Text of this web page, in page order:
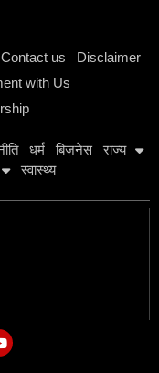
Contact us
Disclaimer
with Us
धर्म बिज़नेस
राज्य
स्वास्थ्य